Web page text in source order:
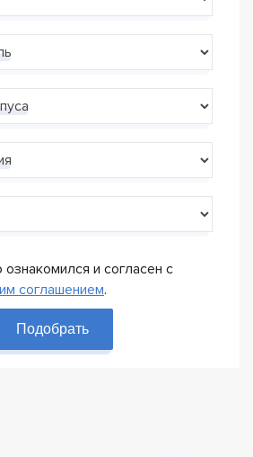
и согласен с
соглашением.
Подобрать